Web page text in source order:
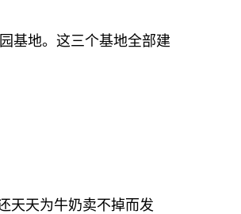
基地。这三个基地全部建
天天为牛奶卖不掉而发